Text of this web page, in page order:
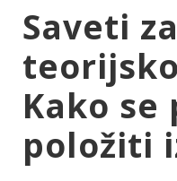
Saveti
Kako
položiti